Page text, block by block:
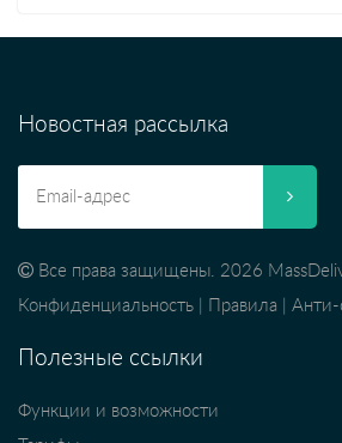
Новостная рассылка
Все права защищены. 2026
Конфиденциальность
Правила Анти-
Полезные ссылки
Функции и возможности